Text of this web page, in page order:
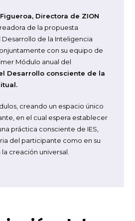
Directora de ZION
de la propuesta
de la Inteligencia
con su equipo de
Módulo anual del
Desarrollo consciente de la
creando un espacio único
en el cual espera establecer
práctica consciente de IES,
del participante como en su
creación universal.